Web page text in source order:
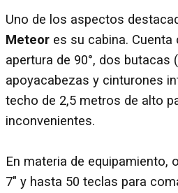
Uno de los aspectos
Meteor es su cabina.
apertura de 90°, dos butacas
apoyacabezas y cinturones
techo de 2,5 metros de alto
inconvenientes.
En materia de equipamiento,
7″ y hasta 50 teclas para